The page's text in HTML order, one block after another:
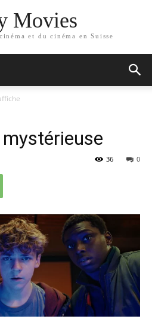
Movies
et du cinéma en Suisse
mystérieuse
0
36